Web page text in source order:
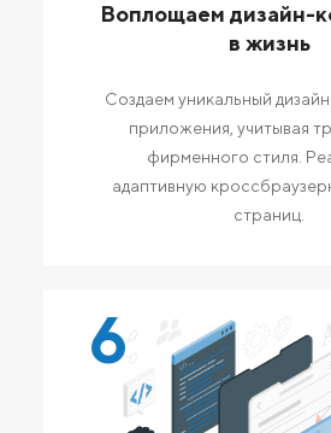
Воплощаем дизайн-
в жизнь
Создаем уникальный
приложения, учитывая
фирменного стиля.
адаптивную
страниц.
6